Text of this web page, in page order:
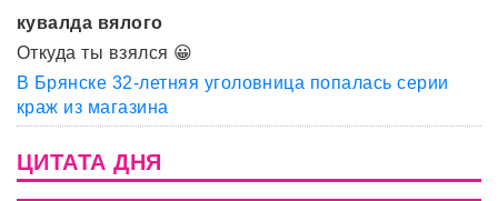
кувалда вялого
Откуда ты взялся 😀
В Брянске 32-летняя уголовница попалась серии
краж из магазина
ЦИТАТА ДНЯ